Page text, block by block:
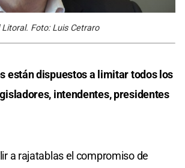
Foto: Luis Cetraro
están dispuestos a limitar todos los
intendentes, presidentes
a rajatablas el compromiso de